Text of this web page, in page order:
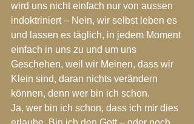
wird uns nicht einfach nur von aussen
indoktriniert – Nein, wir selbst leben es
und lassen es täglich, in jedem Moment
einfach in uns zu und um uns
Geschehen, weil wir Meinen, dass wir
Klein sind, daran nichts verändern
können, denn wer bin ich schon.
Ja, wer bin ich schon, dass ich mir dies